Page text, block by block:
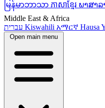
မြန်မာဘာသာ ភាសាខ្មែរ ພາສາລ
Middle East & Africa
Kiswahili አማርኛ Hausa
Open main menu